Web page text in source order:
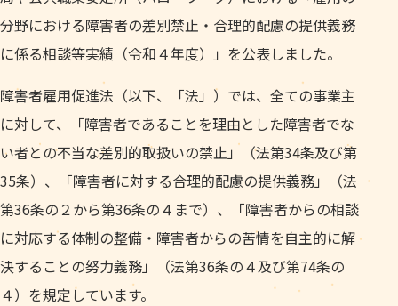
分野における障害者の差別禁止・合理的配慮の提供義務
に係る相談等実績（令和４年度）」を公表しました。
障害者雇用促進法（以下、「法」）では、全ての事業主
に対して、「障害者であることを理由とした障害者でな
い者との不当な差別的取扱いの禁止」（法第34条及び第
35条）、「障害者に対する合理的配慮の提供義務」（法
第36条の２から第36条の４まで）、「障害者からの相談
に対応する体制の整備・障害者からの苦情を自主的に解
決することの努力義務」（法第36条の４及び第74条の
４）を規定しています。